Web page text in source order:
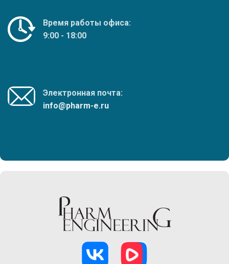
Время работы офиса:
9:00 - 18:00
Электронная почта:
info@pharm-e.ru